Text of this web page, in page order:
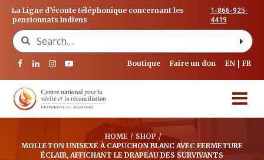
La Ligne d’écoute téléphonique concernant les
pensionnats indiens
1-866-925-
4419
Search for:
Boutique Faire un don EN FR
HOME / SHOP /
MOLLETON UNISEXE À CAPUCHON BLANC AVEC FERMETURE
ÉCLAIR, AFFICHANT LE DRAPEAU DES SURVIVANTS